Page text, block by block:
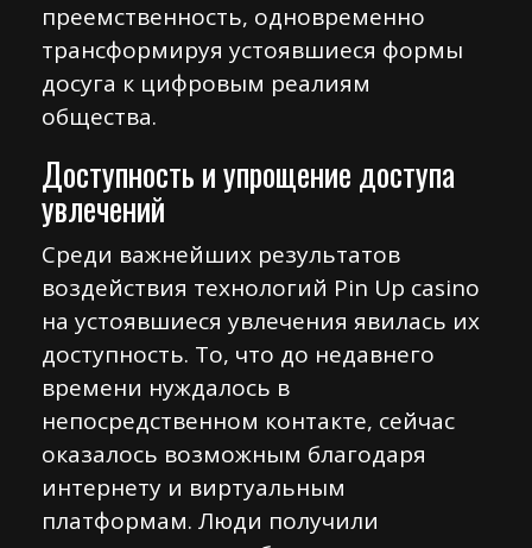
преемственность, одновременно
трансформируя устоявшиеся формы
досуга к цифровым реалиям
общества.
Доступность и упрощение доступа
увлечений
Среди важнейших результатов
воздействия технологий Pin Up casino
на устоявшиеся увлечения явилась их
доступность. То, что до недавнего
времени нуждалось в
непосредственном контакте, сейчас
оказалось возможным благодаря
интернету и виртуальным
платформам. Люди получили